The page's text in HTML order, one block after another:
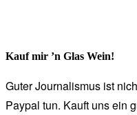
Kauf mir ’n Glas Wein!
Guter Journalismus ist
Paypal tun. Kauft uns ein